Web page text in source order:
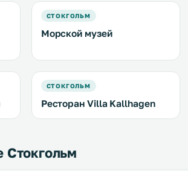
СТОКГОЛЬМ
Морской музей
СТОКГОЛЬМ
Ресторан Villa Kallhagen
Стокгольм